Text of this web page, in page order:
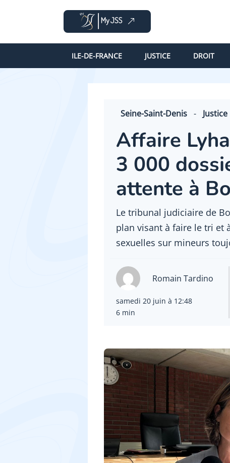
ILE-DE-FRANCE JUSTICE DROIT
Seine-Saint-Denis - Justice
Affaire
3 000
attente à
Le tribunal judiciaire de
plan visant à faire le tri et
sexuelles sur mineurs
Romain Tardino
samedi 20 juin à 12:48
6 min